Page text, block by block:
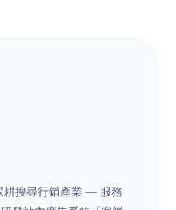
耕搜尋行銷產業 — 服務